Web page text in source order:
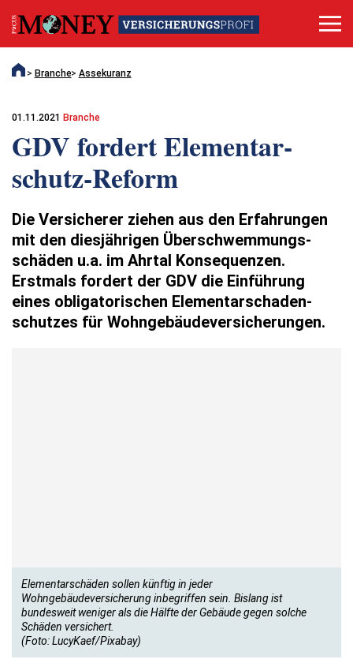
Branche Assekuranz
01.11.2021 Branche
GDV fordert Elementar­
schutz-Reform
Die Versicherer ziehen aus den Erfahrungen
mit den diesjährigen Überschwem­mungs­
schäden u.a. im Ahrtal Konsequenzen.
Erstmals fordert der GDV die Einführung
eines obligatorischen Elementarschaden­
schutzes für Wohngebäude­versicherungen.
Elementarschäden sollen künftig in jeder
Wohngebäudeversicherung inbegriffen sein. Bislang ist
bundesweit weniger als die Hälfte der Gebäude gegen solche
Schäden versichert.
(Foto: LucyKaef/Pixabay)